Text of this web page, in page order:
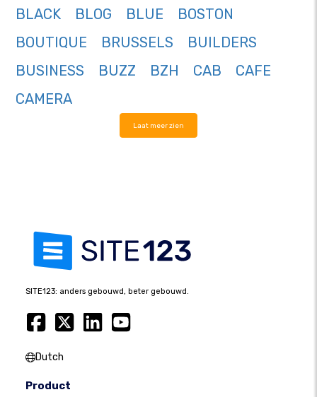
BLACK
BLOG BLUE
BOSTON
BOUTIQUE
BRUSSELS
BUILDERS
BUSINESS
BUZZ BZH CAB
CAFE
CAMERA
Laat meer zien
SITE123: anders gebouwd, beter gebouwd.
Dutch
Product